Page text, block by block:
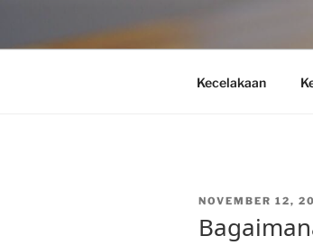
Kecelakaan
POSTED
NOVEMBER 12,